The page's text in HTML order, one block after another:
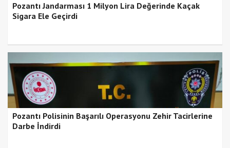
Pozantı Jandarması 1 Milyon Lira Değerinde Kaçak
Sigara Ele Geçirdi
Pozantı Polisinin Başarılı Operasyonu Zehir Tacirlerine
Darbe İndirdi